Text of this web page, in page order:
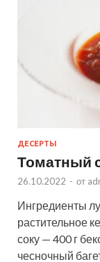
ДЕСЕРТЫ
Томатный
26.10.2022 - от
Ингредиенты
растительное
соку — 400 г
чесночный